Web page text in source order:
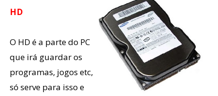
HD
O HD é a parte do PC
que irá guardar os
programas, jogos etc,
só serve para isso e